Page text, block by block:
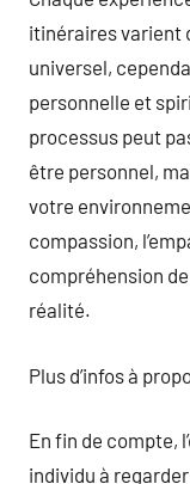
itinéraires varient
universel,
personnelle et
processus peut
être personnel,
votre
compassion,
compréhension
réalité.
Plus d’infos à
En fin de compte,
individu à